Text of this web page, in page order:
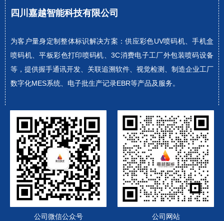
公司微信公众号 公司网站
四川嘉越智能科技有限公司
为客户量身定制整体标识解决方案：供应彩色UV喷码机、手机盒
喷码机、平板彩色打印喷码机、3C消费电子工厂外包装喷码设备
等，提供握手通讯开发、关联追溯软件、视觉检测、制造企业工厂
数字化MES系统、电子批生产记录EBR等产品及服务。